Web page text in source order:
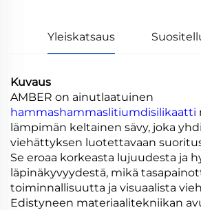
Yleiskatsaus
Kuvaus
AMBER on ainutlaatuinen
hammashammaslitiumdisilikaatti
lämpimän keltainen sävy, joka
viehättyksen luotettavaan
Se eroaa korkeasta lujuudesta ja
läpinäkyvyydestä, mikä
toiminnallisuutta ja visuaalista
Edistyneen materiaalitekniikan